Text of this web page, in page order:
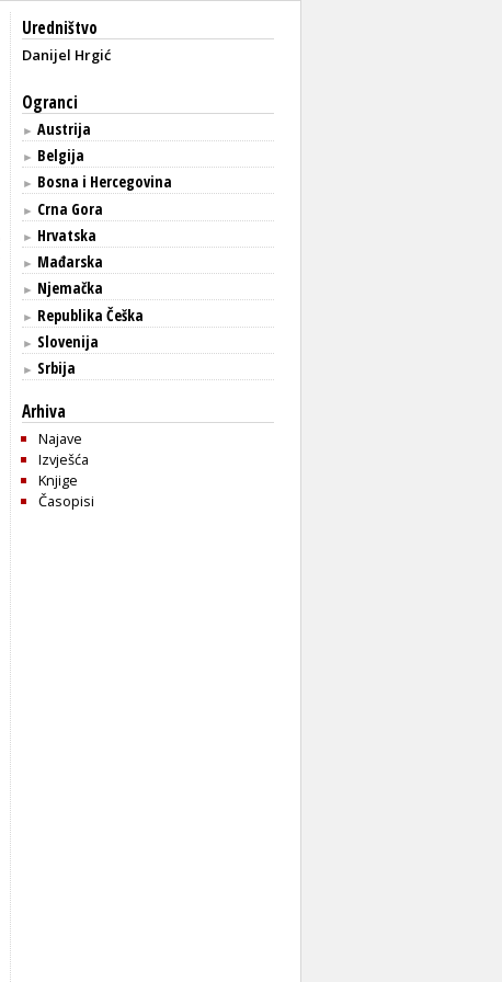
Uredništvo
Danijel Hrgić
Ogranci
► Austrija
► Belgija
► Bosna i Hercegovina
► Crna Gora
► Hrvatska
► Mađarska
► Njemačka
► Republika Češka
► Slovenija
► Srbija
Arhiva
Najave
Izvješća
Knjige
Časopisi